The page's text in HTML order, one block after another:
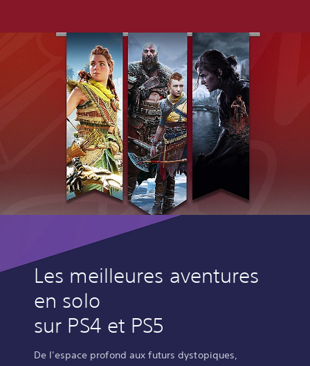
Les meilleures aventures
en solo
sur PS4 et PS5
De l'espace profond aux futurs dystopiques,